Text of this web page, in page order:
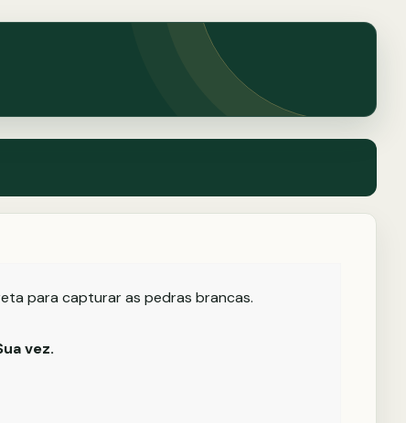
para capturar as pedras brancas.
vez.